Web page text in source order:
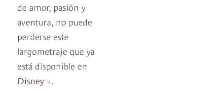
de amor, pasión y
aventura, no puede
perderse este
largometraje que ya
está disponible en
Disney +.